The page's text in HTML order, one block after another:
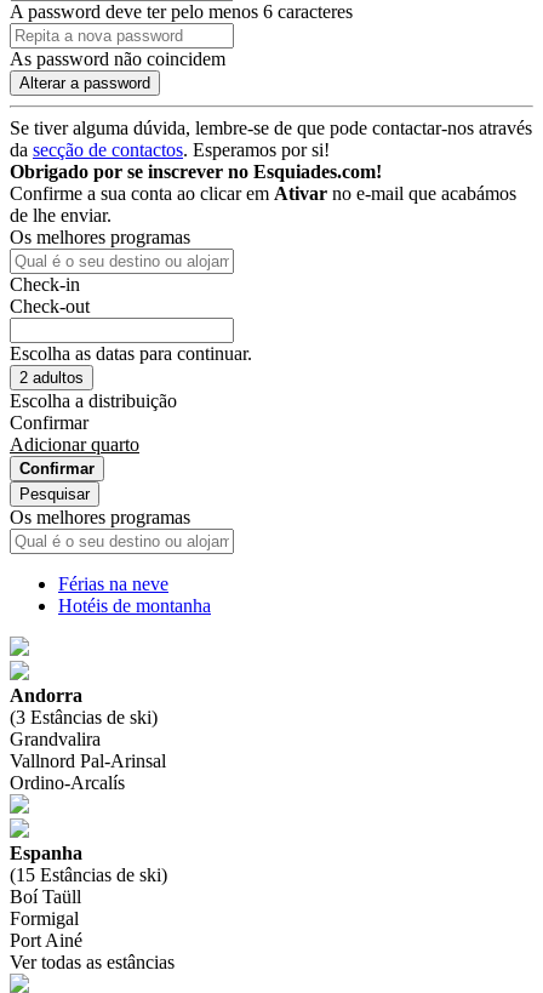
A password deve ter pelo menos 6 caracteres
As password não coincidem
Alterar a password
Se tiver alguma dúvida, lembre-se de que pode contactar-nos através
da secção de contactos. Esperamos por si!
Obrigado por se inscrever no Esquiades.com!
Confirme a sua conta ao clicar em Ativar no e-mail que acabámos
de lhe enviar.
Os melhores programas
Check-in
Check-out
Escolha as datas para continuar.
2 adultos
Escolha a distribuição
Confirmar
Adicionar quarto
Confirmar
Pesquisar
Os melhores programas
Férias na neve
Hotéis de montanha
Andorra
(3 Estâncias de ski)
Grandvalira
Vallnord Pal-Arinsal
Ordino-Arcalís
Espanha
(15 Estâncias de ski)
Boí Taüll
Formigal
Port Ainé
Ver todas as estâncias